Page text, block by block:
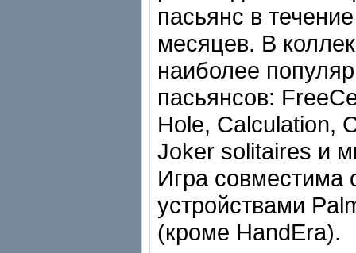
пасьянс в
месяцев. В
наиболее
пасьянсов:
Hole, Calculation,
Joker solitaires и
Игра совместима
устройствами
(кроме HandEra).